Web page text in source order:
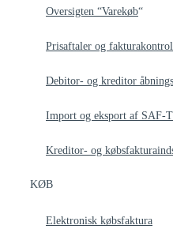
Oversigten “Varekøb“
Prisaftaler og fakturakontrol
Debitor- og kreditor
Import og eksport af SAF-
Kreditor- og
KØB
Elektronisk købsfaktura